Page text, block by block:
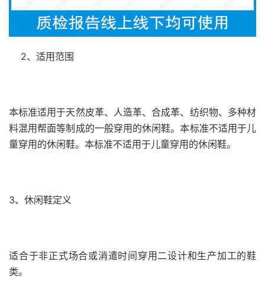
2、适用范围
本标准适用于天然皮革、人造革、合成革、纺织物、多种材
料混用帮面等制成的一般穿用的休闲鞋。本标准不适用于儿
童穿用的休闲鞋。本标准不适用于儿童穿用的休闲鞋。
3、休闲鞋定义
适合于非正式场合或消遣时间穿用二设计和生产加工的鞋
类。